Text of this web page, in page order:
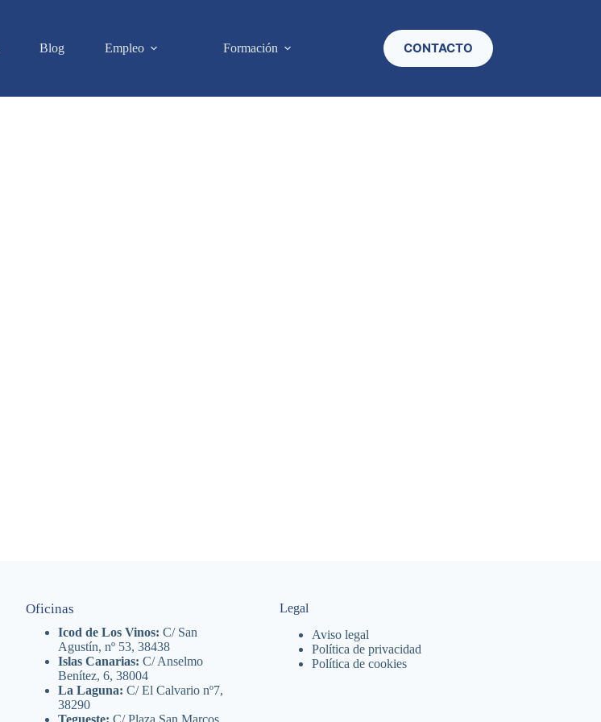
Blog Empleo Formación CONTACTO
Oficinas
Icod de Los Vinos: C/ San
Agustín, nº 53, 38438
Islas Canarias: C/ Anselmo
Benítez, 6, 38004
La Laguna: C/ El Calvario nº7,
38290
Tegueste: C/ Plaza San Marcos
Legal
Aviso legal
Política de privacidad
Política de cookies